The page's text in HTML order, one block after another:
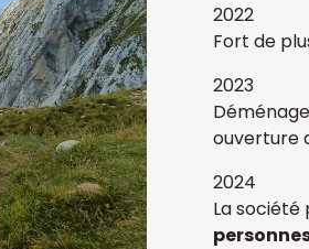
2022
Fort de
2023
ouverture
2024
La